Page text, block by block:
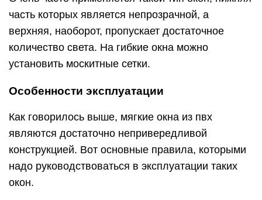
часть которых является непрозрачной, а
верхняя, наоборот, пропускает достаточное
количество света. На гибкие окна можно
установить москитные сетки.
Особенности эксплуатации
Как говорилось выше, мягкие окна из пвх
являются достаточно непривередливой
конструкцией. Вот основные правила, которыми
надо руководствоваться в эксплуатации таких
окон.